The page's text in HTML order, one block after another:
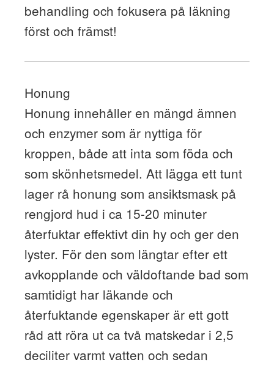
behandling och fokusera på läkning
först och främst!
Honung
Honung innehåller en mängd ämnen
och enzymer som är nyttiga för
kroppen, både att inta som föda och
som skönhetsmedel. Att lägga ett tunt
lager rå honung som ansiktsmask på
rengjord hud i ca 15-20 minuter
återfuktar effektivt din hy och ger den
lyster. För den som längtar efter ett
avkopplande och väldoftande bad som
samtidigt har läkande och
återfuktande egenskaper är ett gott
råd att röra ut ca två matskedar i 2,5
deciliter varmt vatten och sedan